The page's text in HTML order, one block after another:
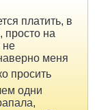
платить, в
просто на
не
меня
просить
одни